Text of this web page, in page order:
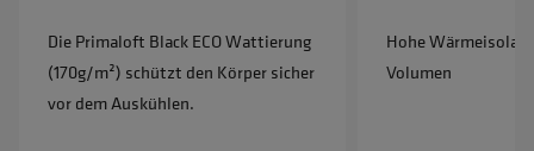
Die Primaloft Black ECO Wattierung
(170g/m²) schützt den Körper sicher
vor dem Auskühlen.
Hohe
Volumen